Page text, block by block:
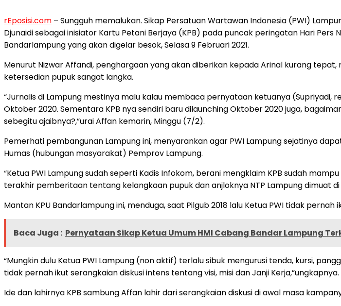
rEposisi.com – Sungguh memalukan. Sikap Persatuan Wartawan Indonesia (PWI)
Djunaidi sebagai inisiator Kartu Petani Berjaya (KPB) pada puncak peringatan Hari Pers
Bandarlampung yang akan digelar besok, Selasa 9 Februari 2021.
Menurut Nizwar Affandi, penghargaan yang akan diberikan kepada Arinal kurang
ketersedian pupuk sangat langka.
“Jurnalis di Lampung mestinya malu kalau membaca pernyataan ketuanya (Supriyadi,
Oktober 2020. Sementara KPB nya sendiri baru dilaunching Oktober 2020 juga,
sebegitu ajaibnya?,”urai Affan kemarin, Minggu (7/2).
Pemerhati pembangunan Lampung ini, menyarankan agar PWI Lampung sejatinya
Humas (hubungan masyarakat) Pemprov Lampung.
“Ketua PWI Lampung sudah seperti Kadis Infokom, berani mengklaim KPB sudah
terakhir pemberitaan tentang kelangkaan pupuk dan anjloknya NTP Lampung dimuat di
Mantan KPU Bandarlampung ini, menduga, saat Pilgub 2018 lalu Ketua PWI tidak
Baca Juga : Pernyataan Sikap Ketua Umum HMI Cabang Bandar Lampung
“Mungkin dulu Ketua PWI Lampung (non aktif) terlalu sibuk mengurusi tenda, kursi,
tidak pernah ikut serangkaian diskusi intens tentang visi, misi dan Janji Kerja,”ungkapnya.
Ide dan lahirnya KPB sambung Affan lahir dari serangkaian diskusi di awal masa